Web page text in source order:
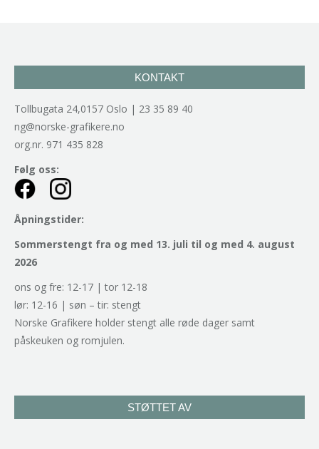
KONTAKT
Tollbugata 24,0157 Oslo | 23 35 89 40
ng@norske-grafikere.no
org.nr. 971 435 828
Følg oss:
Åpningstider:
Sommerstengt fra og med 13. juli til og med 4. august
2026
ons og fre: 12-17 | tor 12-18
lør: 12-16 | søn – tir: stengt
Norske Grafikere holder stengt alle røde dager samt
påskeuken og romjulen.
STØTTET AV